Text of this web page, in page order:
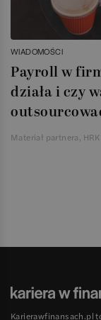
WIADOMOŚCI
Payroll w
działa i czy
Materiał partnera, HRK
Karierawfinansach.pl